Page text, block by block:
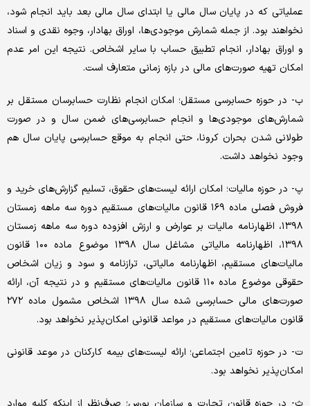
عملیاتی که در پایان سال مالی یا ابتدای سال مالی بعد باید انجام شود،
نخواهند بود. از جمله شمارش موجودی‌ها، اوراق بهادار، وجوه نقدی و اسناد
و اوراق بهادار، انجام تطبیق حساب با سایر اشخاص. نتیجه این امر عدم
امکان تهیه صورت‌های مالی در بازه زمانی متعارف است.
ب- در حوزه حسابرسی مستقل؛ امکان انجام نظارت حسابرسان مستقل بر
شمارش‌های موجودی‌ها و انجام حسابرسی‌های ضمن سال و در صورت
طولانی شدن بحران کرونا، حتی انجام به موقع حسابرسی پایان سال هم
وجود نخواهد داشت.
پ- در حوزه مالیات؛ امکان ارائه لیست‌های حقوق، تسلیم گزارش‌های خرید و
فروش فصلی ماده ۱۶۹ قانون مالیات‌های مستقیم دوره سه ماهه زمستان
۱۳۹۸، اظهارنامه مالیات بر عوارض و ارزش افزوده دوره سه ماهه زمستان
۱۳۹۸، اظهار‌نامه مالیاتی مشاغل سال ۱۳۹۸ موضوع ماده ۱۰۰ قانون
مالیات‌های مستقیم، اظهار‌نامه مالیاتی، ترازنامه و سود و زیان اشخاص
حقوقی موضوع ماده ۱۱۰ قانون مالیات‌های مستقیم و در نتیجه آن، ارائه
صورت‌های مالی حسابرسی شده سال ۱۳۹۸ اشخاص مشمول ماده ۲۷۲
قانون مالیات‌های مستقیم در مواعد قانونی امکان‌پذیر نخواهد بود.
ت- در حوزه تامین اجتماعی؛ ارائه لیست‌های بیمه کارکنان در موعد قانونی
امکان‌پذیر نخواهد بود.